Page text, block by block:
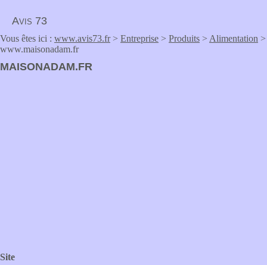
Avis 73
Vous êtes ici : www.avis73.fr> Entreprise > Produits > Alimentation >
www.maisonadam.fr
MAISONADAM.FR
Site